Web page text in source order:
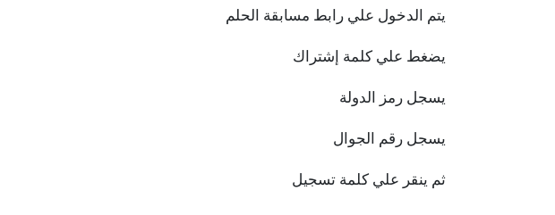
يتم الدخول علي رابط مسابقة الحلم
يضغط علي كلمة إشتراك
يسجل رمز الدولة
يسجل رقم الجوال
ثم ينقر علي كلمة تسجيل